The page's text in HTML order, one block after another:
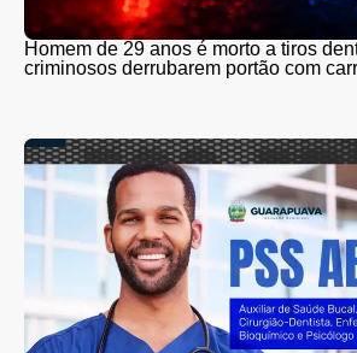
Homem de 29 anos é morto a tiros
criminosos derrubarem portão com